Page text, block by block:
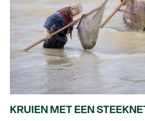
KRUIEN MET EEN